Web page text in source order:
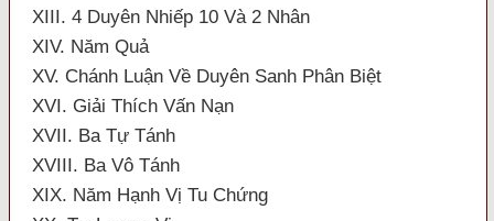
XIII. 4 Duyên Nhiếp 10 Và 2 Nhân
XIV. Năm Quả
XV. Chánh Luận Về Duyên Sanh Phân Biệt
XVI. Giải Thích Vấn Nạn
XVII. Ba Tự Tánh
XVIII. Ba Vô Tánh
XIX. Năm Hạnh Vị Tu Chứng